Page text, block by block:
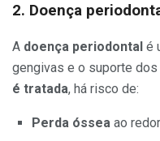
2. Doença
A doença periodontal é
gengivas e o suporte dos
é tratada, há risco de:
Perda óssea ao